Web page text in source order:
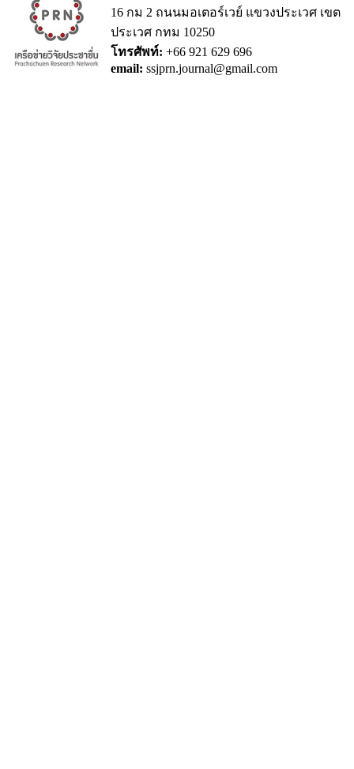
16 กม 2 ถนนมอเตอร์เวย์ แขวงประเวศ เขต
ประเวศ กทม 10250
โทรศัพท์: +66 921 629 696
email: ssjprn.journal@gmail.com